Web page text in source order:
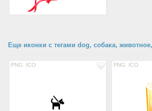
Еще иконки с тегами dog, собака,
PNG ICO PNG ICO